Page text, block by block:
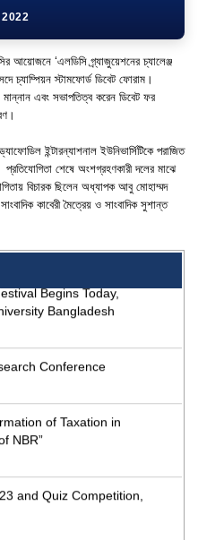
of Batch 72 in the BBA
ইউনিভার্সিটি
Begins Today,
Bangladesh
Conference
of Taxation in
NBR”
and Quiz Competition,
আয়োজনে ‘এলডিসি গ্র্যাজুয়েশনের চ্যালেঞ্জ
চ্যাম্পিয়ন স্টামফোর্ড ডিবেট ফোরাম।
মান্নান এবং সভাপতিত্ব করেন ডিবেট ফর
ইন্টারন্যাশনাল ইউনিভার্সিটিকে পরাজিত
প্রতিযোগিতা শেষে অংশগ্রহণকারী দলের মাঝে
বিচারক ছিলেন অধ্যাপক আবু মোহাম্মদ
কাবেরী মৈত্রেয় ও সাংবাদিক সুশান্ত